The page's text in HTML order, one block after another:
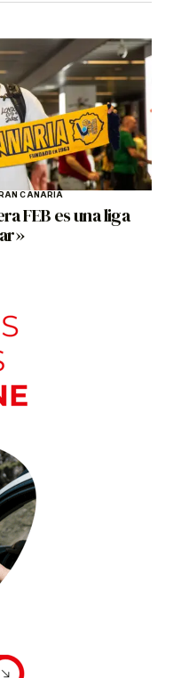
CANARIA
FEB es una liga